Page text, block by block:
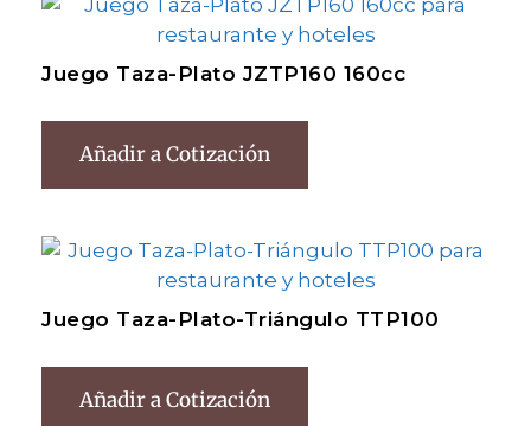
Juego Taza-Plato JZTP160 160cc
Añadir a Cotización
Juego Taza-Plato-Triángulo TTP100
Añadir a Cotización